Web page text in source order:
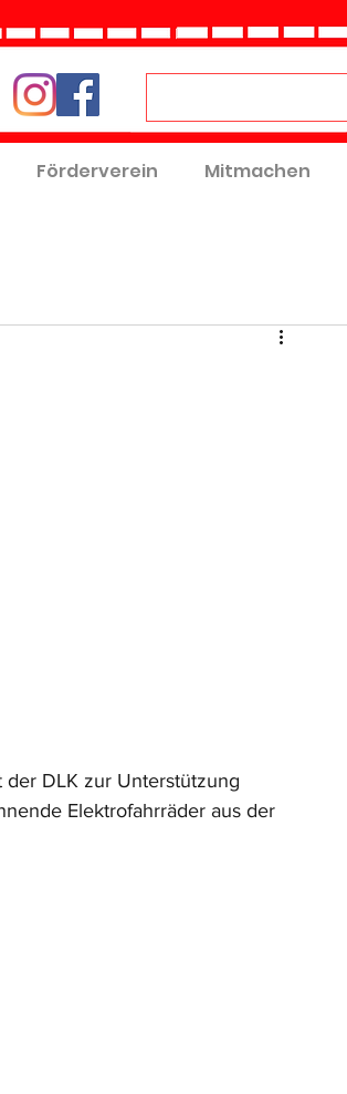
Förderverein Mitmachen
DLK zur Unterstützung
Elektrofahrräder aus der